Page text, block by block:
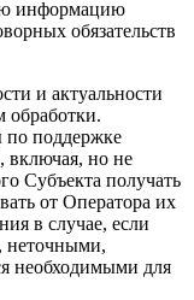
информацию
обязательств
и актуальности
по поддержке
включая, но не
Субъекта получать
от Оператора их
в случае, если
неточными,
необходимыми для